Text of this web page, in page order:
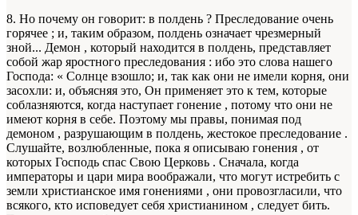
8. Но почему он говорит: в полдень ? Преследование очень
горячее ; и, таким образом, полдень означает чрезмерный
зной... Демон , который находится в полдень, представляет
собой жар яростного преследования : ибо это слова нашего
Господа: « Солнце взошло; и, так как они не имели корня, они
засохли: и, объясняя это, Он применяет это к тем, которые
соблазняются, когда наступает гонение , потому что они не
имеют корня в себе. Поэтому мы правы, понимая под
демоном , разрушающим в полдень, жестокое преследование .
Слушайте, возлюбленные, пока я описываю гонения , от
которых Господь спас Свою Церковь . Сначала, когда
императоры и цари мира воображали, что могут истребить с
земли христианское имя гонениями , они провозгласили, что
всякого, кто исповедует себя христианином , следует бить.